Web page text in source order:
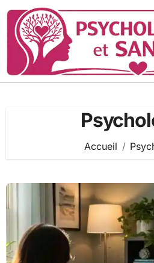
contenu
Accueil